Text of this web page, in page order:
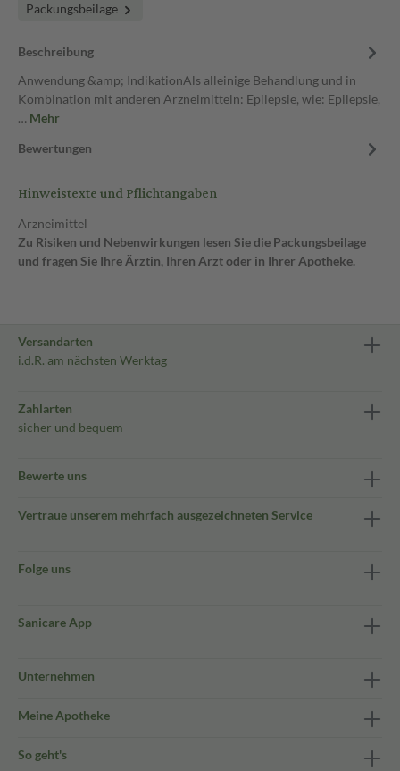
Packungsbeilage
Beschreibung
Anwendung &amp; IndikationAls alleinige Behandlung und in
Kombination mit anderen Arzneimitteln: Epilepsie, wie: Epilepsie,
… Mehr
Bewertungen
Hinweistexte und Pflichtangaben
Arzneimittel
Zu Risiken und Nebenwirkungen lesen Sie die Packungsbeilage
und fragen Sie Ihre Ärztin, Ihren Arzt oder in Ihrer Apotheke.
Versandarten
i.d.R. am nächsten Werktag
Zahlarten
sicher und bequem
Bewerte uns
Vertraue unserem mehrfach ausgezeichneten Service
Folge uns
Sanicare App
Unternehmen
Meine Apotheke
So geht's